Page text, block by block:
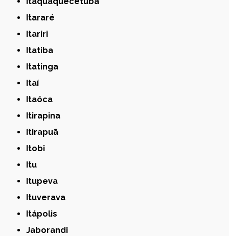
Itararé
Itariri
Itatiba
Itatinga
Itaí
Itaóca
Itirapina
Itirapuã
Itobi
Itu
Itupeva
Ituverava
Itápolis
Jaborandi